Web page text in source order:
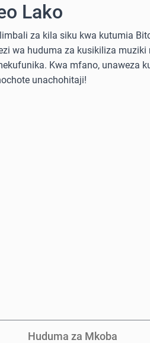
Lako
za kila siku kwa kutumia
wa huduma za kusikiliza
Kwa mfano, unaweza
unachohitaji!
Huduma za Mkoba